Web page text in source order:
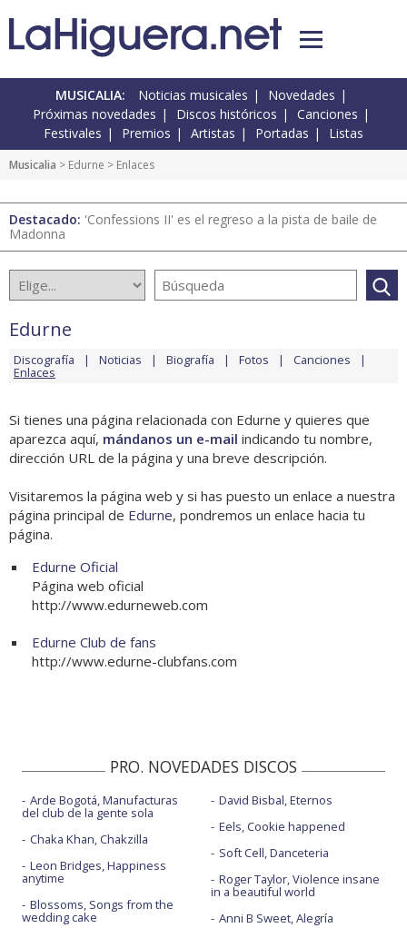
MUSICALIA: Noticias musicales
Novedades
Próximas novedades
Discos históricos
Canciones
Festivales
Premios Artistas Portadas Listas
Musicalia > Edurne > Enlaces
Destacado: 'Confessions II' es el regreso a la pista de baile de
Madonna
Edurne
Discografía Noticias Biografía Fotos Canciones
Enlaces
Si tienes una página relacionada con Edurne y quieres que
aparezca aquí, mándanos un e-mail indicando tu nombre,
dirección URL de la página y una breve descripción.
Visitaremos la página web y si has puesto un enlace a nuestra
página principal de Edurne, pondremos un enlace hacia tu
página.
Edurne Oficial
Página web oficial
http://www.edurneweb.com
Edurne Club de fans
http://www.edurne-clubfans.com
PRO. NOVEDADES DISCOS
Arde Bogotá, Manufacturas
del club de la gente sola
Chaka Khan, Chakzilla
Leon Bridges, Happiness
anytime
Blossoms, Songs from the
wedding cake
David Bisbal, Eternos
Eels, Cookie happened
Soft Cell, Danceteria
Roger Taylor, Violence insane
in a beautiful world
Anni B Sweet, Alegría